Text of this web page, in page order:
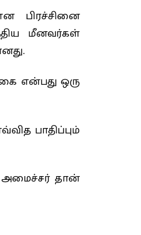
பிரச்சினை
மீனவர்கள்
என்பது ஒரு
பாதிப்பும்
அமைச்சர் தான்